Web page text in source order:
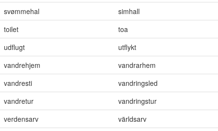
svømmehal
simhall
toilet
toa
udflugt
utflykt
vandrehjem
vandrarhem
vandresti
vandringsled
vandretur
vandringstur
verdensarv
världsarv